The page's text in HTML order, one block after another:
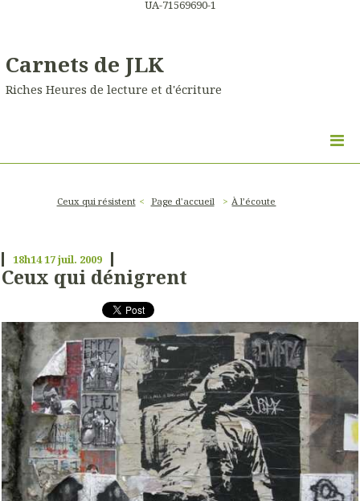
UA-71569690-1
Carnets de JLK
Riches Heures de lecture et d'écriture
Ceux qui résistent Page d'accueil À l’écoute
18h1417juil. 2009
Ceux qui dénigrent